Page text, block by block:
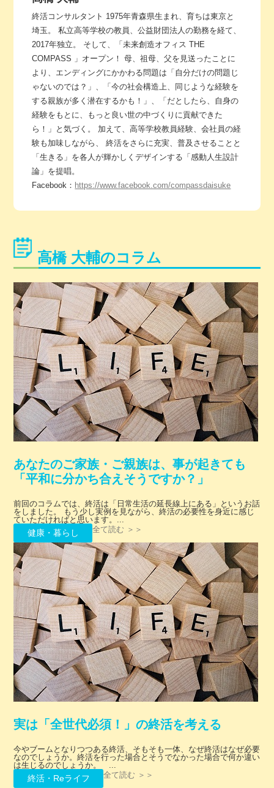
終活コンサルタント 1975年青森県生まれ、育ちは東京と
埼玉。 私立高等学校の教員、公益財団法人の勤務を経て、
2017年独立。 そして、「未来創造オフィス THE
COMPASS 」オープン！ 母、祖母、父を見送ったことに
より、エンディングにかかわる問題は「自分だけの問題じ
ゃないのでは？」、「今の社会構造上、同じような経験を
する親族が多く潜在するかも！」、「だとしたら、自身の
経験をもとに、もっと良い世の中づくりに貢献できた
ら！」と気づく。 加えて、高等学校教員経験、会社員の経
験も加味しながら、 終活をさらに充実、普及させることと
「生きる」を各人が輝かしくデザインする「感動人生設計
論」を提唱。
Facebook： https://www.facebook.com/compassdaisuke
高橋 大輔のコラム
あなたのご家族・ご親族は、事が起きても
「平和に分かち合えそうですか？」
前回のコラムでは、終活は「日常生活の延長線上にある」というお話
をしました。 もう少し実例を見ながら、終活の必要性を身近に感じ
ていただければと思います。...
健康・暮らし 全て読む ＞＞
実は「全世代必須！」の終活を考える
今やブームとなりつつある終活、そもそも一体、なぜ終活はなぜ必要
なのでしょうか。終活を行った場合とそうでなかった場合で何か違い
は生じるのでしょうか。 ...
終活・Reライフ 全て読む ＞＞